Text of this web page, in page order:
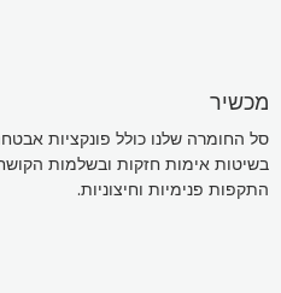
מכשיר
סל החומרה שלנו כולל פונקציות
בשיטות אימות חזקות ובשלמות
התקפות פנימיות וחיצוניות.